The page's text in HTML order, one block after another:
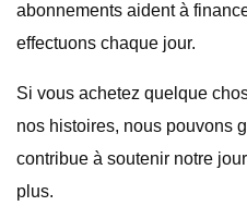
abonnements aident à
effectuons chaque jour.
Si vous achetez quelque
nos histoires, nous pouvons
contribue à soutenir notre
plus.